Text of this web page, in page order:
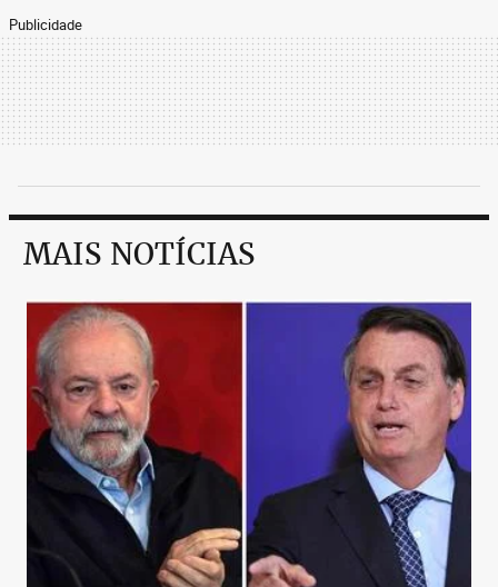
Publicidade
MAIS NOTÍCIAS